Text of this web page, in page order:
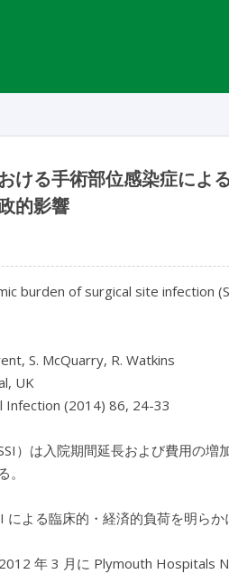
ける手術部位感染症によ
的影響
burden of surgical site infection
S. McQuarry, R. Watkins
UK
Infection (2014) 86, 24-33
）は入院期間延長および費用の
による臨床的・経済的負荷を明ら
年 3 月に Plymouth Hospitals